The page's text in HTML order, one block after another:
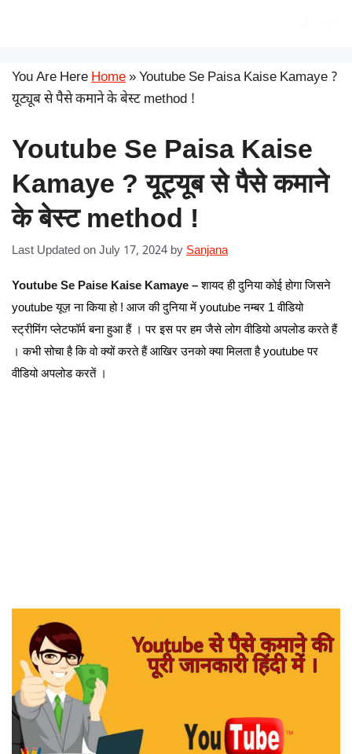
You Are HereHome»Youtube Se Paisa Kaise Kamaye ?
यूट्यूब से पैसे कमाने के बेस्ट method !
Youtube Se Paisa Kaise
Kamaye ? यूट्यूब से पैसे कमाने
के बेस्ट method !
Last Updated on July 17, 2024 by Sanjana
Youtube Se Paise Kaise Kamaye –शायद ही दुनिया कोई होगा जिसने
youtube यूज़ ना किया हो ! आज की दुनिया में youtube नम्बर 1 वीडियो
स्ट्रीमिंग प्लेटफॉर्म बना हुआ हैं । पर इस पर हम जैसे लोग वीडियो अपलोड करते हैं
। कभी सोचा है कि वो क्यों करते हैं आखिर उनको क्या मिलता है youtube पर
वीडियो अपलोड करतें ।